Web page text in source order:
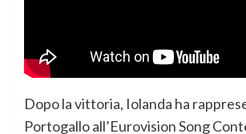
Dopo la vittoria, Iolanda ha
Portogallo all’Eurovision Song